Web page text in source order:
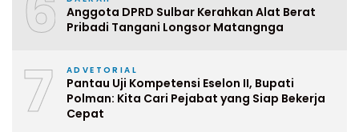
Anggota DPRD Sulbar Kerahkan Alat Berat
Pribadi Tangani Longsor Matangnga
7 ADVETORIAL
Pantau Uji Kompetensi Eselon II, Bupati
Polman: Kita Cari Pejabat yang Siap Bekerja
Cepat